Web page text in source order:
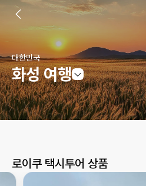
대한민국
화성 여행
로이쿠 택시투어 상품